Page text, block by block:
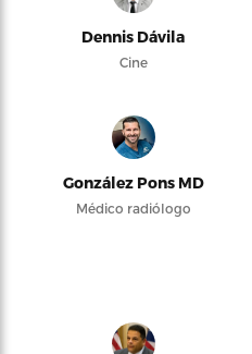
Dennis Dávila
Cine
González Pons MD
Médico radiólogo